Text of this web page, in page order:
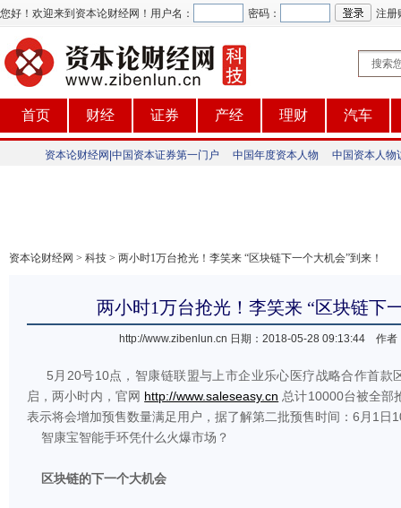
您好！欢迎来到资本论财经网！ 用户名： 密码： 注册
首页 财经 证券 产经 理财 汽车
资本论财经网|中国资本证券第一门户 中国年度资本人物 中国资本人物
资本论财经网 > 科技 > 两小时1万台抢光！李笑来 “区块链下一个大机会”到来！
两小时1万台抢光！李笑来 “区块链下
http://www.zibenlun.cn 日期：2018-05-28 09:13:44 作
5月20号10点，智康链联盟与上市企业乐心医疗战略合作首款
启，两小时内，官网 http://www.saleseasy.cn 总计10000台被全部
表示将会增加预售数量满足用户，据了解第二批预售时间：6月1日
智康宝智能手环凭什么火爆市场？
区块链的下一个大机会